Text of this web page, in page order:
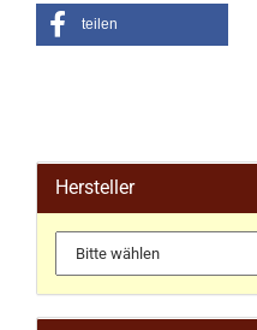
teilen
Hersteller